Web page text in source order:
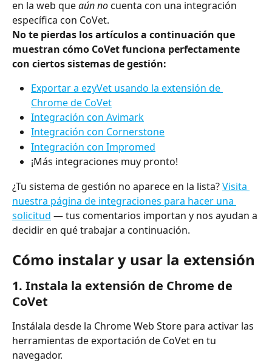
en la web que aún no cuenta con una integración
específica con CoVet.
No te pierdas los artículos a continuación que
muestran cómo CoVet funciona perfectamente
con ciertos sistemas de gestión:
Exportar a ezyVet usando la extensión de
Chrome de CoVet
Integración con Avimark
Integración con Cornerstone
Integración con Impromed
¡Más integraciones muy pronto!
¿Tu sistema de gestión no aparece en la lista? Visita
nuestra página de integraciones para hacer una
solicitud — tus comentarios importan y nos ayudan a
decidir en qué trabajar a continuación.
Cómo instalar y usar la extensión
1. Instala la extensión de Chrome de
CoVet
Instálala desde la Chrome Web Store para activar las
herramientas de exportación de CoVet en tu
navegador.